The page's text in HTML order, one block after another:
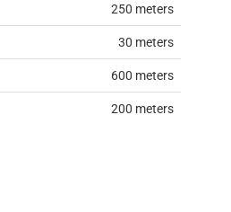
250 meters
30 meters
600 meters
200 meters